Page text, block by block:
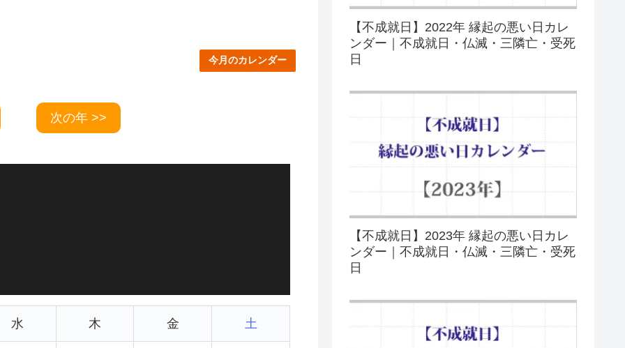
今月のカレンダー
次の年 >>
水 木 金 土
【不成就日】2022年 縁起の悪い日カレ
ンダー｜不成就日・仏滅・三隣亡・受死
日
【不成就日】2023年 縁起の悪い日カレ
ンダー｜不成就日・仏滅・三隣亡・受死
日